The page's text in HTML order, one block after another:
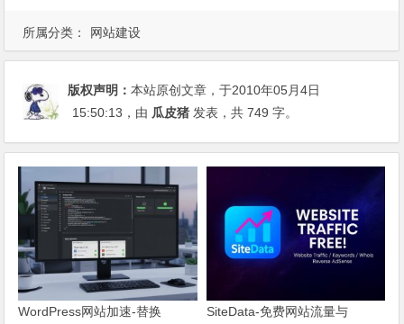
所属分类： 网站建设
版权声明：本站原创文章，于2010年05月4日
15:50:13 ，由 瓜皮猪 发表，共 749 字。
WordPress网站加速-替换
SiteData-免费网站流量与